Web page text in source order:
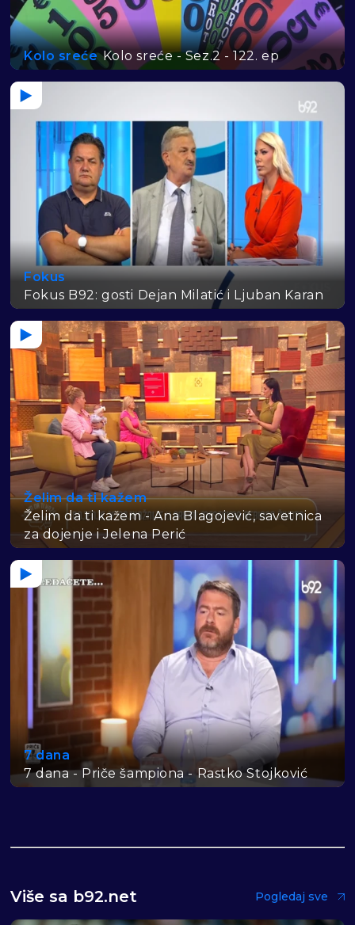
Kolo sreće Kolo sreće - Sez.2 - 122. ep
Fokus
Fokus B92: gosti Dejan Milatić i Ljuban Karan
Želim da ti kažem
Želim da ti kažem - Ana Blagojević, savetnica
za dojenje i Jelena Perić
7 dana
7 dana - Priče šampiona - Rastko Stojković
Više sa b92.net Pogledaj sve